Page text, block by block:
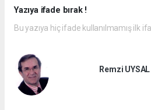
Yazıya ifade bırak !
Bu yazıya hiç ifade kullanılmamış ilk
Remzi